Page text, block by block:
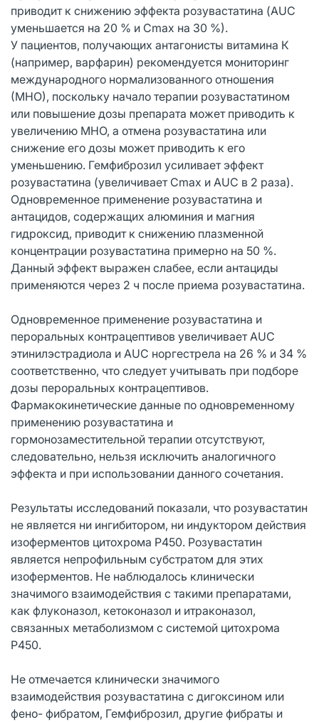
приводит к снижению эффекта розувастатина (AUC
уменьшается на 20 % и Сmах на 30 %).
У пациентов, получающих антагонисты витамина К
(например, варфарин) рекомендуется мониторинг
международного нормализованного отношения
(МНО), поскольку начало терапии розувастатином
или повышение дозы препарата может приводить к
увеличению МНО, а отмена розувастатина или
снижение его дозы может приводить к его
уменьшению. Гемфиброзил усиливает эффект
розувастатина (увеличивает Сmах и AUC в 2 раза).
Одновременное применение розувастатина и
антацидов, содержащих алюминия и магния
гидроксид, приводит к снижению плазменной
концентрации розувастатина примерно на 50 %.
Данный эффект выражен слабее, если антациды
применяются через 2 ч после приема розувастатина.
Одновременное применение розувастатина и
пероральных контрацептивов увеличивает AUC
этинилэстрадиола и AUC норгестрела на 26 % и 34 %
соответственно, что следует учитывать при подборе
дозы пероральных контрацептивов.
Фармакокинетические данные по одновременному
применению розувастатина и
гормонозаместительной терапии отсутствуют,
следовательно, нельзя исключить аналогичного
эффекта и при использовании данного сочетания.
Результаты исследований показали, что розувастатин
не является ни ингибитором, ни индуктором действия
изоферментов цитохрома Р450. Розувастатин
является непрофильным субстратом для этих
изоферментов. Не наблюдалось клинически
значимого взаимодействия с такими препаратами,
как флуконазол, кетоконазол и итраконазол,
связанных метаболизмом с системой цитохрома
Р450.
Не отмечается клинически значимого
взаимодействия розувастатина с дигоксином или
фено- фибратом, Гемфиброзил, другие фибраты и